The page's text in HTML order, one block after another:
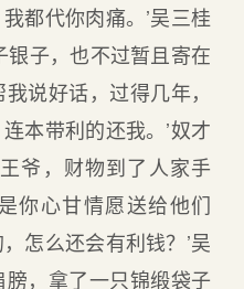
都代你肉痛。’吴三桂
银子，也不过暂且寄在
说好话，过得几年，
本带利的还我。’奴才
爷，财物到了人家手
你心甘情愿送给他们
怎么还会有利钱？’吴
，拿了一只锦缎袋子